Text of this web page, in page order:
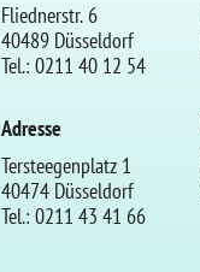
Fliednerstr. 6
40489 Düsseldorf
Tel.: 0211 40 12 54
Adresse
Tersteegenplatz 1
40474 Düsseldorf
Tel.: 0211 43 41 66